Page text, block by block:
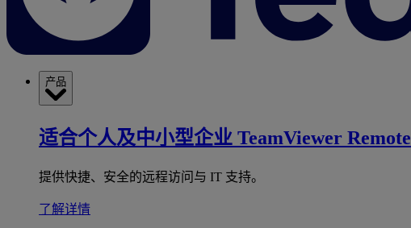
产品
适合个人及中小型企业 TeamViewer Remote
提供快捷、安全的远程访问与 IT 支持。
了解详情